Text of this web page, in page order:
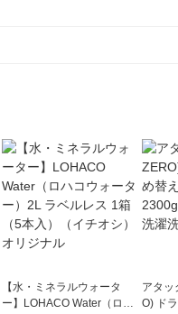
【水・ミネラルウォータ
ー】LOHACO Water（ロハ
アタッ
O) ド